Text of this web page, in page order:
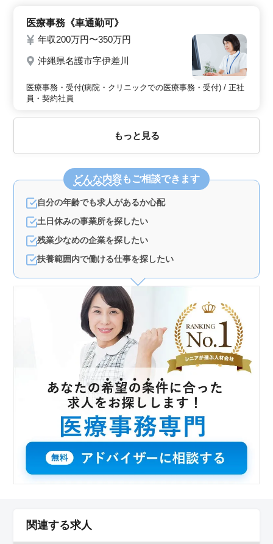
医療事務《車通勤可》
年収200万円〜350万円
沖縄県名護市字伊差川
医療事務・受付(病院・クリニックでの医療事務・受付) / 正社
員・契約社員
もっと見る
どんな内容もご相談できます
自分の年齢でも求人があるか心配
土日休みの事業所を探したい
残業少なめの企業を探したい
扶養範囲内で働ける仕事を探したい
関連する求人